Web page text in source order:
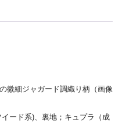
微細ジャガード調織り柄（画像
ード系)、裏地；キュプラ（成